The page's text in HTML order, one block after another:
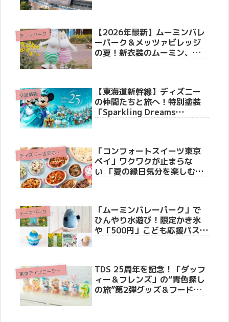
テーマパーク
【2026年最新】ムーミンバレ
ーパーク＆メッツァビレッジ
の夏！新衣装のムーミン、湖
交通情報
【東海道新幹線】ディズニー
の仲間たちと旅へ！特別塗装
「Sparkling Dreams
デ
ィズニー近郊ホテル
「コンフォートスイーツ東京
ベイ」ワクワクが止まらな
い 「夏の縁日気分を楽しむ、
テーマパーク
「ムーミンバレーパーク」で
ひんやり水遊び！限定かき氷
や「500円」こども応援パスな
東
京ディズニーシー(R)
TDS 25周年を記念！「ダッフ
ィー＆フレンズ」の“青色探し
の旅”第2弾グッズ＆フードス